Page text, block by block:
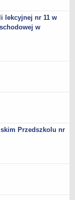
lekcyjnej nr 11 w
w
Przedszkolu nr